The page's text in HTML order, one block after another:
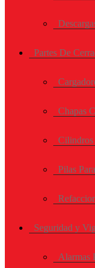
Partes De
Chapas
Cilindros
Pilas
Seguridad y
Alarmas